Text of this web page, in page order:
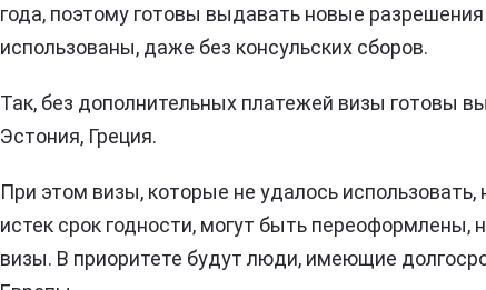
года, поэтому готовы выдавать новые
использованы, даже без консульских сборов.
Так, без дополнительных платежей визы готовы
Эстония, Греция.
При этом визы, которые не удалось
истек срок годности, могут быть
визы. В приоритете будут люди, имеющие